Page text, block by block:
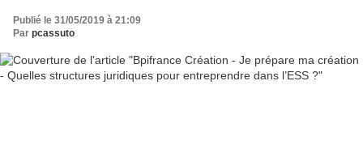
Publié le 31/05/2019 à 21:09
Par pcassuto